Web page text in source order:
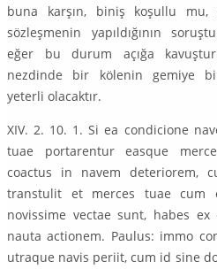
buna karşın, biniş koşullu
sözleşmenin yapıldığının
eğer bu durum açığa
nezdinde bir kölenin gemiye
yeterli olacaktır.
XIV. 2. 10. 1. Si ea condicione
tuae portarentur easque
coactus in navem deteriorem,
transtulit et merces tuae cum
novissime vectae sunt, habes
nauta actionem. Paulus: immo
utraque navis periit, cum id sine